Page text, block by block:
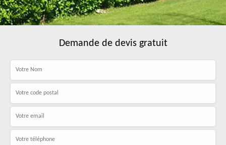
Demande de devis gratuit